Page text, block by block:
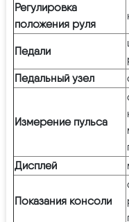
Регулировка
положения руля
Педали
Педальный узел
Измерение пульса
Дисплей
Показания консоли